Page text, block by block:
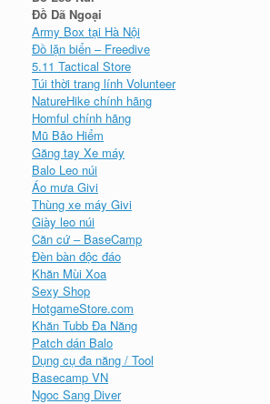
Đồ Dã Ngoại
Army Box tại Hà Nội
Đồ lặn biển – Freedive
5.11 Tactical Store
Túi thời trang lính Volunteer
NatureHike chính hãng
Homful chính hãng
Mũ Bảo Hiểm
Găng tay Xe máy
Balo Leo núi
Áo mưa Givi
Thùng xe máy Givi
Giày leo núi
Căn cứ – BaseCamp
Đèn bàn độc đáo
Khăn Mùi Xoa
Sexy Shop
HotgameStore.com
Khăn Tubb Đa Năng
Patch dán Balo
Dụng cụ đa năng / Tool
Basecamp VN
Ngoc Sang Diver